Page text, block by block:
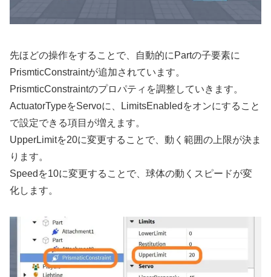
先ほどの操作をすることで、自動的にPartの子要素に
PrismticConstraintが追加されています。
PrismticConstraintのプロパティを調整していきます。
ActuatorTypeをServoに、LimitsEnabledをオンにすること
で設定できる項目が増えます。
UpperLimitを20に変更することで、動く範囲の上限が決ま
ります。
Speedを10に変更することで、球体の動くスピードが変
化します。